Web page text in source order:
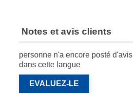
Notes et avis clients
personne n'a encore posté d'avis
dans cette langue
EVALUEZ-LE